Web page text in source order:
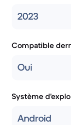
2023
Compatible
Oui
Système
Android